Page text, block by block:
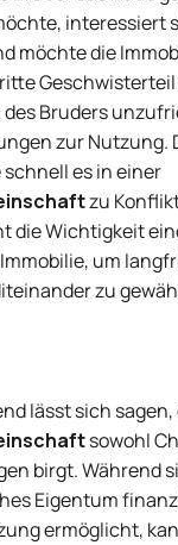
interessiert
möchte die
Bruders
zur Nutzung.
es in einer
zu
die Wichtigkeit
um
zu
lässt sich sagen,
sowohl
birgt. Während
Eigentum
ermöglicht,